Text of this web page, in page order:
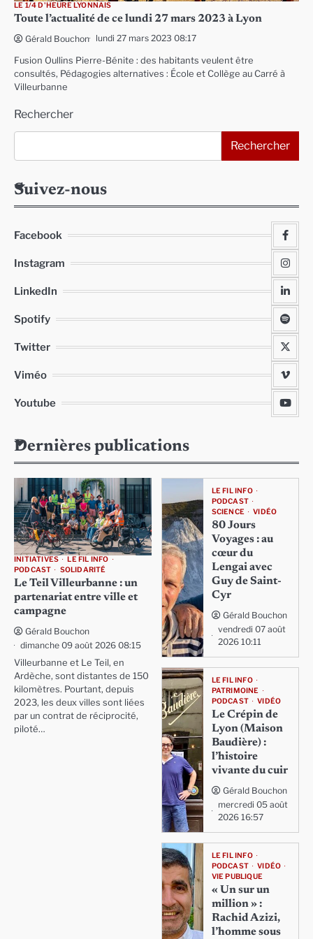
LE 1/4 D'HEURE LYONNAIS
Toute l’actualité de ce lundi 27 mars 2023 à Lyon
Gérald Bouchon lundi 27 mars 2023 08:17
Fusion Oullins Pierre-Bénite : des habitants veulent être
consultés, Pédagogies alternatives : École et Collège au Carré à
Villeurbanne
Rechercher
Rechercher
Suivez-nous
Facebook
Instagram
LinkedIn
Spotify
Twitter
Viméo
Youtube
Dernières publications
INITIATIVES
LE FIL INFO
PODCAST
SOLIDARITÉ
Le Teil Villeurbanne : un
partenariat entre ville et
campagne
Gérald Bouchon
dimanche 09 août 2026 08:15
Villeurbanne et Le Teil, en
Ardèche, sont distantes de 150
kilomètres. Pourtant, depuis
2023, les deux villes sont liées
par un contrat de réciprocité,
piloté…
LE FIL INFO
PODCAST
SCIENCE
VIDÉO
80 Jours
Voyages : au
cœur du
Lengai avec
Guy de Saint-
Cyr
Gérald Bouchon
vendredi 07 août
2026 10:11
LE FIL INFO
PATRIMOINE
PODCAST
VIDÉO
Le Crépin de
Lyon (Maison
Baudière) :
l’histoire
vivante du cuir
Gérald Bouchon
mercredi 05 août
2026 16:57
LE FIL INFO
PODCAST
VIDÉO
VIE PUBLIQUE
« Un sur un
million » :
Rachid Azizi,
l’homme sous